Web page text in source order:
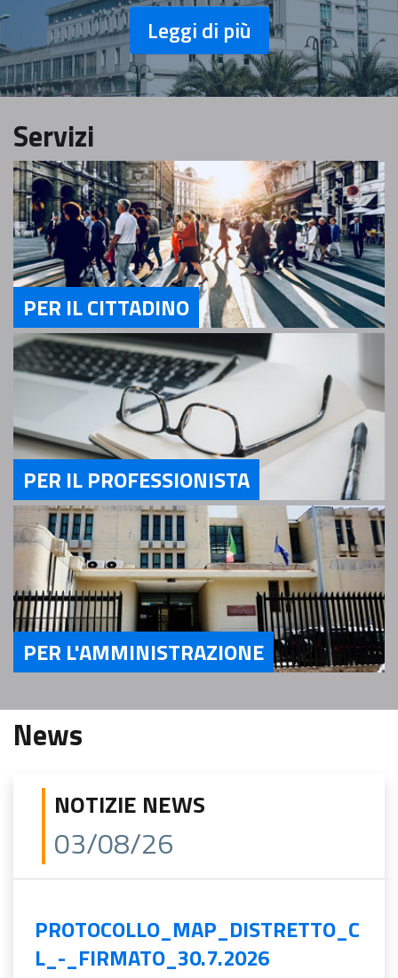
Leggi di più
Servizi
Servizi Per il cittadino
PER IL CITTADINO
Servizi Per il Professionista
PER IL PROFESSIONISTA
PER L'AMMINISTRAZIONE
News
NOTIZIE NEWS
03/08/26
PROTOCOLLO_MAP_DISTRETTO_C
L_-_FIRMATO_30.7.2026